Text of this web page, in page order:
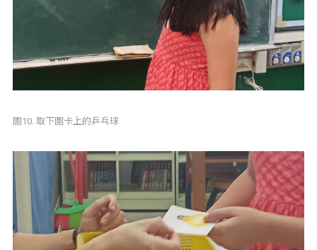
圖10. 取下圖卡上的乒乓球